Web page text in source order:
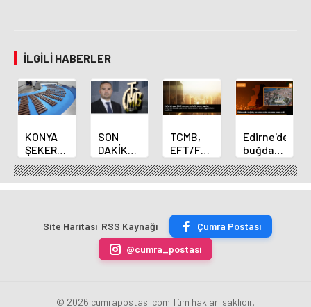
İLGILI HABERLER
KONYA
ŞEKER
YILLIK 7
BİN 500
TON
ÜRETİLECEK
SON
DAKİKA
HABERİ:
Yeni
Merkez
Fatih
Karahan
oldu
TCMB,
EFT/FAST
işlemleri
için
fazla
uygulamasını
kaldırdı
Edirne'de
buğday
ve arpa
ekim
sezonu
erdi
Site Haritası RSS Kaynağı
Çumra Postası
@cumra_postasi
© 2026 cumrapostasi.com Tüm hakları saklıdır.